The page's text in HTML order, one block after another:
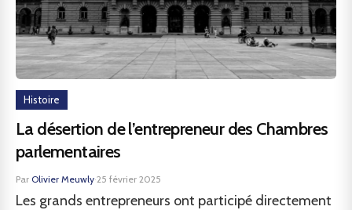
Histoire
La désertion de l’entrepreneur des Chambres
parlementaires
Par Olivier Meuwly·25 février 2025
Les grands entrepreneurs ont participé directement